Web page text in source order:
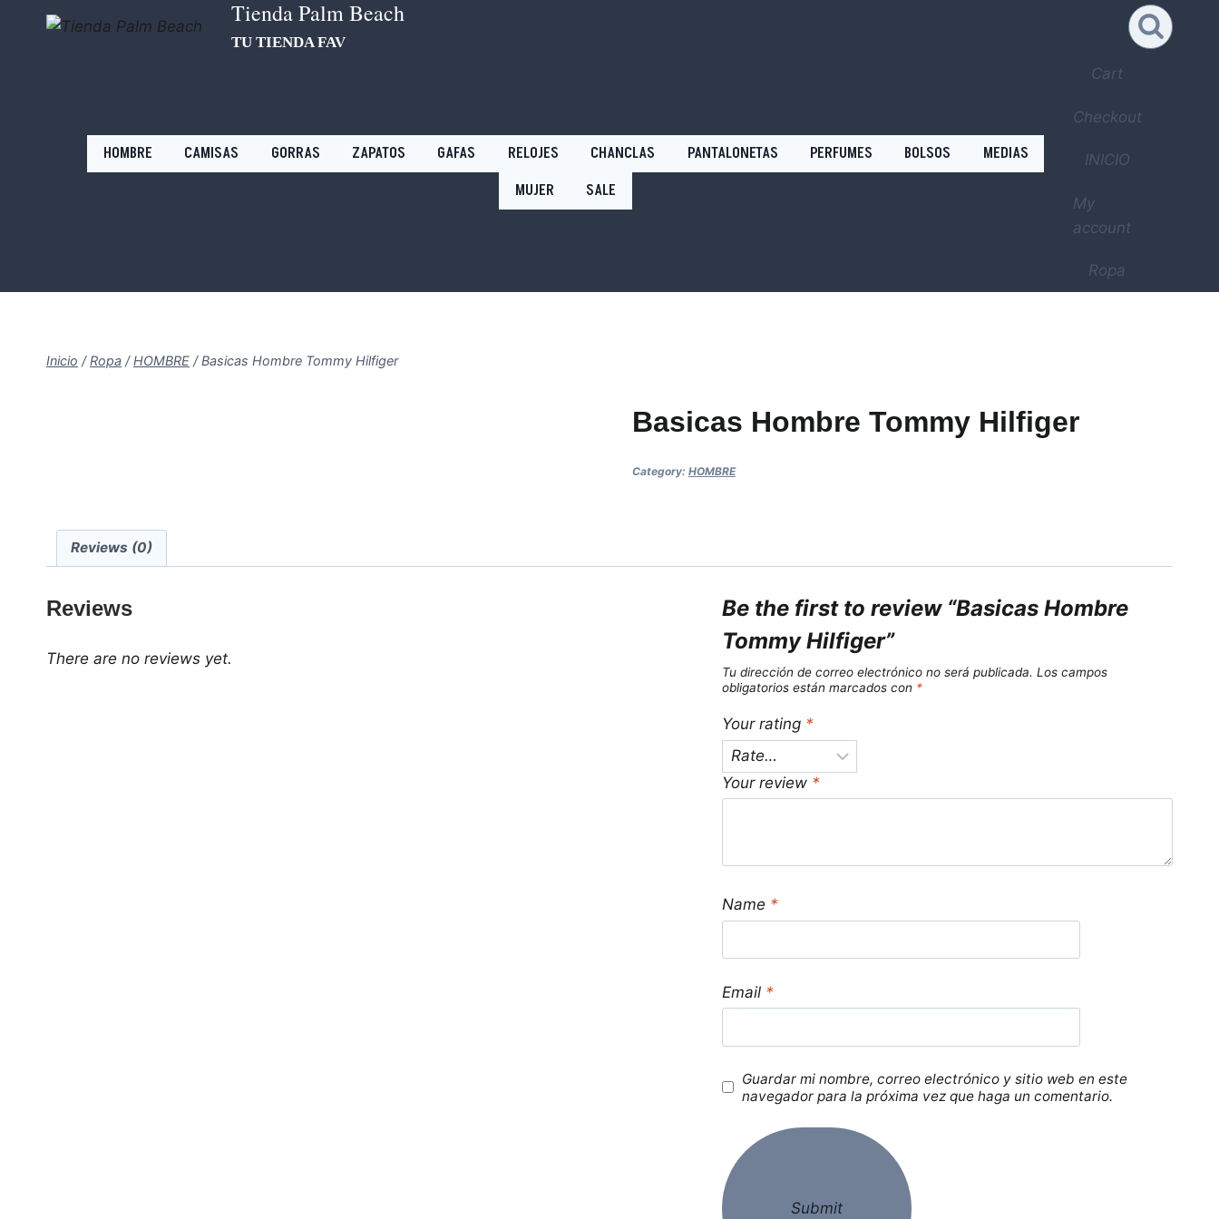
Tienda Palm Beach
TU TIENDA FAV
HOMBRE CAMISAS GORRAS ZAPATOS GAFAS RELOJES CHANCLAS PANTALONETAS PERFUMES BOLSOS
MEDIAS
MUJER
SALE
Cart
Checkout
INICIO
My
account
Ropa
Inicio / Ropa / HOMBRE / Basicas Hombre Tommy Hilfiger
Basicas Hombre Tommy Hilfiger
Category: HOMBRE
Reviews (0)
Reviews
There are no reviews yet.
Be the first to review “Basicas Hombre
Tommy Hilfiger”
Tu dirección de correo electrónico no será publicada. Los campos
obligatorios están marcados con *
Your rating *
Your review *
Name *
Email *
Guardar mi nombre, correo electrónico y sitio web en este
navegador para la próxima vez que haga un comentario.